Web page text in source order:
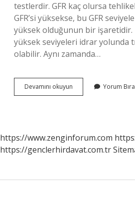
testlerdir. GFR kaç olursa
GFR’si yüksekse, bu GFR
yüksek olduğunun bir işaretidir.
yüksek seviyeleri idrar yolunda
olabilir. Aynı zamanda…
Devamını okuyun
Yetmezliği
Yorum
https://www.zenginforum.com
https://genclerhirdavat.com.tr